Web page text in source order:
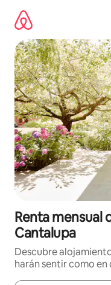
contenido
Renta mensual
Cantalupa
Descubre
harán sentir como en